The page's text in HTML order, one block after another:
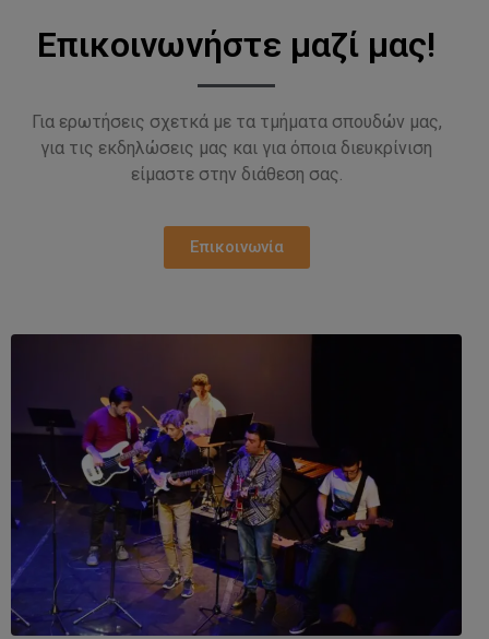
Επικοινωνήστε μαζί μας!
Για ερωτήσεις σχετκά με τα τμήματα σπουδών μας,
για τις εκδηλώσεις μας και για όποια διευκρίνιση
είμαστε στην διάθεση σας.
Επικοινωνία